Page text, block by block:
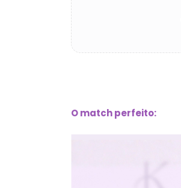
O match perfeito: